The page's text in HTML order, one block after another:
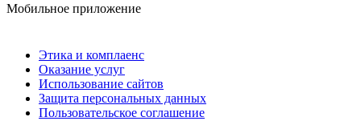
Мобильное приложение
Этика и комплаенс
Оказание услуг
Использование сайтов
Защита персональных данных
Пользовательское соглашение